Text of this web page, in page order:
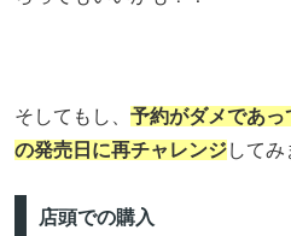
そしてもし、 予約がダメであ
の発売日に再チャレンジしてみ
店頭での購入